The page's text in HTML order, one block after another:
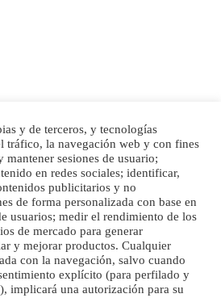
MESA Y LOPEZ
MICROCHIP PERDIDO HOY 06/07/2025 ZONA
Política de privacidad
Cláusula de Cookies
de interés
y de terceros, y tecnologías
tráfico, la navegación web y con fines
sesiones de usuario;
en redes sociales; identificar,
publicitarios y no
de forma personalizada con base en
usuarios; medir el rendimiento de los
de mercado para generar
y mejorar productos. Cualquier
con la navegación, salvo cuando
explícito (para perfilado y
implicará una autorización para su